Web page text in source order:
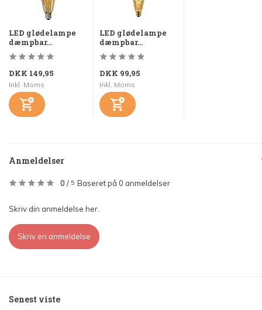
LED glødelampe
dæmpbar...
DKK 149,95
Inkl. Moms
LED glødelampe
dæmpbar...
DKK 99,95
Inkl. Moms
Anmeldelser
0 / 5 Baseret på 0 anmeldelser
Skriv din anmeldelse her.
Skriv en anmeldelse
Senest viste